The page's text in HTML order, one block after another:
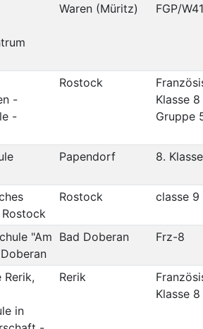
Waren (Müritz) FGP/W41
-
-
Rostock
Klasse 8
Gruppe
Papendorf 8.
Rostock classe 9
"Am Bad Doberan Frz-8
Rerik,
in
Rerik
Klasse 8